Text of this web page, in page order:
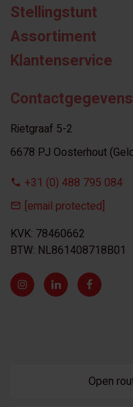
Stellingstunt
Assortiment
Klantenservice
Contactgegevens
Rietgraaf 5-2
6678 PJ Oosterhout
+31 (0) 488 795 084
[email protected]
KVK: 78460662
BTW: NL861408718B01
Open